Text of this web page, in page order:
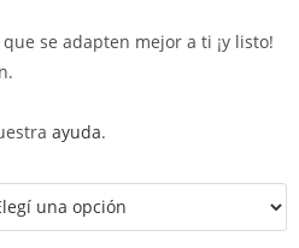
se adapten mejor a ti ¡y listo!
ayuda.